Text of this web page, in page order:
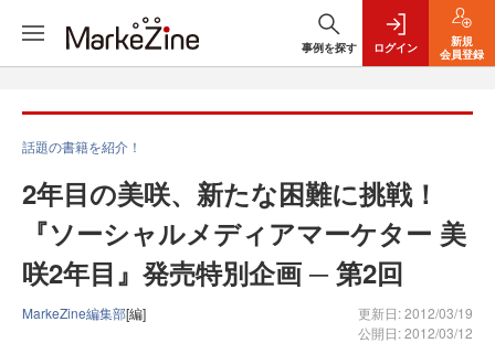
事例を探す ログイン
新規
会員登録
話題の書籍を紹介！
2年目の美咲、新たな困難に挑戦！
『ソーシャルメディアマーケター 美
咲2年目』発売特別企画 ─ 第2回
MarkeZine編集部[編]
更新日: 2012/03/19
公開日: 2012/03/12